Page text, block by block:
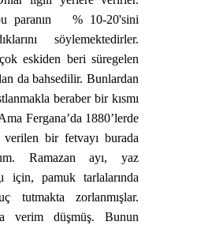
paranın
% 10-20'sini
söylemektedirler.
eskiden beri süregelen
da bahsedilir. Bunlardan
beraber bir kısmı
Fergana’da 1880’lerde
verilen bir fetvayı burada
Ramazan ayı, yaz
için, pamuk tarlalarında
tutmakta zorlanmışlar.
verim düşmüş. Bunun